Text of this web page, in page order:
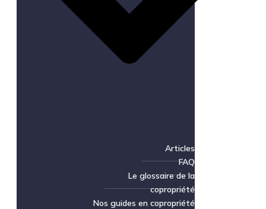
Articles
FAQ
Le glossaire de la
copropriété
Nos guides en copropriété